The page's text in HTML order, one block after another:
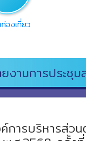
องเที่ยว
งานการประชุม
การบริหารส่